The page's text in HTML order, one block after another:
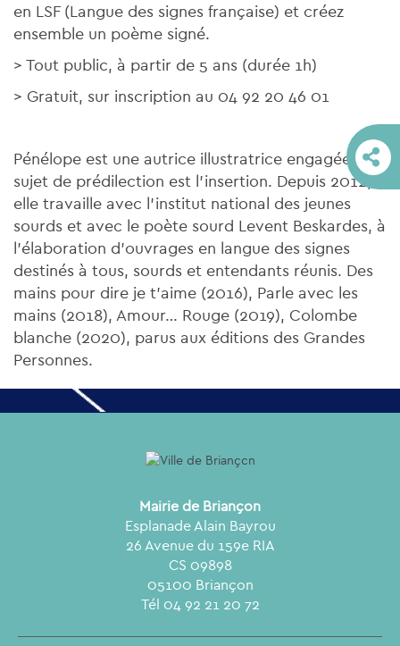
en LSF (Langue des signes française) et créez
ensemble un poème signé.
> Tout public, à partir de 5 ans (durée 1h)
> Gratuit, sur inscription au 04 92 20 46 01
Pénélope est une autrice illustratrice engagée, son
sujet de prédilection est l’insertion. Depuis 2012,
elle travaille avec l’institut national des jeunes
sourds et avec le poète sourd Levent Beskardes, à
l’élaboration d’ouvrages en langue des signes
destinés à tous, sourds et entendants réunis. Des
mains pour dire je t’aime (2016), Parle avec les
mains (2018), Amour… Rouge (2019), Colombe
blanche (2020), parus aux éditions des Grandes
Personnes.
Mairie de Briançon
Esplanade Alain Bayrou
26 Avenue du 159e RIA
CS 09898
05100 Briançon
Tél 04 92 21 20 72